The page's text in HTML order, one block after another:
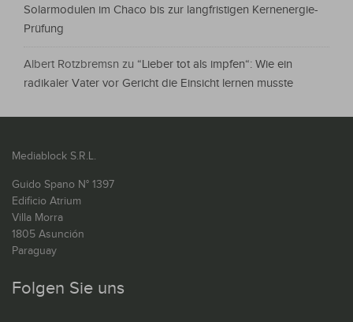
Solarmodulen im Chaco bis zur langfristigen Kernenergie-
Prüfung
Albert Rotzbremsn zu “Lieber tot als impfen“: Wie ein
radikaler Vater vor Gericht die Einsicht lernen musste
Mediablock S.R.L.
Guido Spano N° 1397
Edificio Atrium
Villa Morra
1805 Asunción
Paraguay
Folgen Sie uns